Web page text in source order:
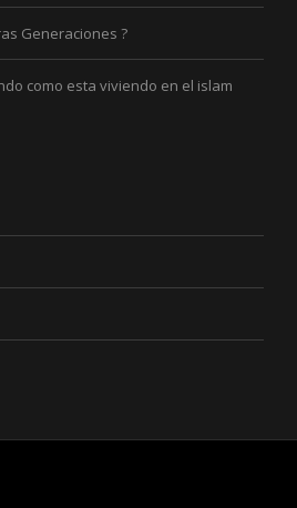
Generaciones ?
como esta viviendo en el islam